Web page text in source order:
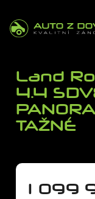
Land
4.4
TAŽNÉ
1 099